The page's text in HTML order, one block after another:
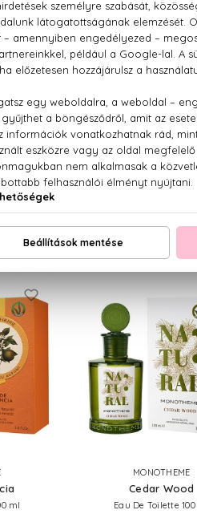
PARFUM (FRAGRANCE),
GERANIOL, CITRONELLOL.
ml
MONOTHEME
Cedar Wood
Eau De Toilette